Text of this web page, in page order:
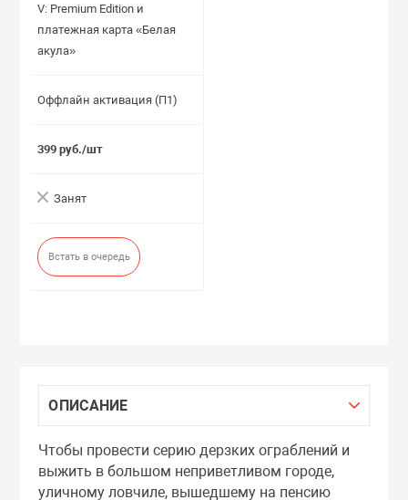
V: Premium Edition и
платежная карта «Белая
акула»
Оффлайн активация (П1)
399 руб./шт
Занят
Встать в очередь
ОПИСАНИЕ
Чтобы провести серию дерзких ограблений и
выжить в большом неприветливом городе,
уличному ловчиле, вышедшему на пенсию